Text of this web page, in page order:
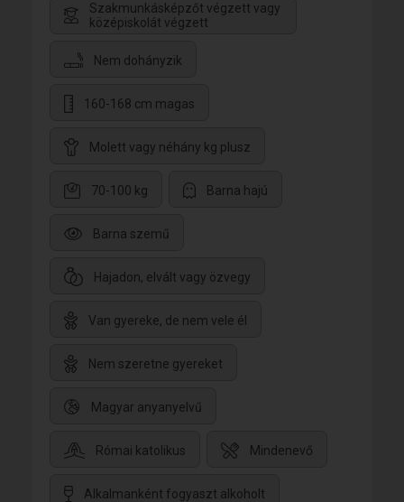
Szakmunkásképzőt végzett vagy
középiskolát végzett
Nem dohányzik
160-168 cm magas
Molett vagy néhány kg plusz
70-100 kg Barna hajú
Barna szemű
Hajadon, elvált vagy özvegy
Van gyereke, de nem vele él
Nem szeretne gyereket
Magyar anyanyelvű
Római katolikus Mindenevő
Alkalmanként fogyaszt alkoholt